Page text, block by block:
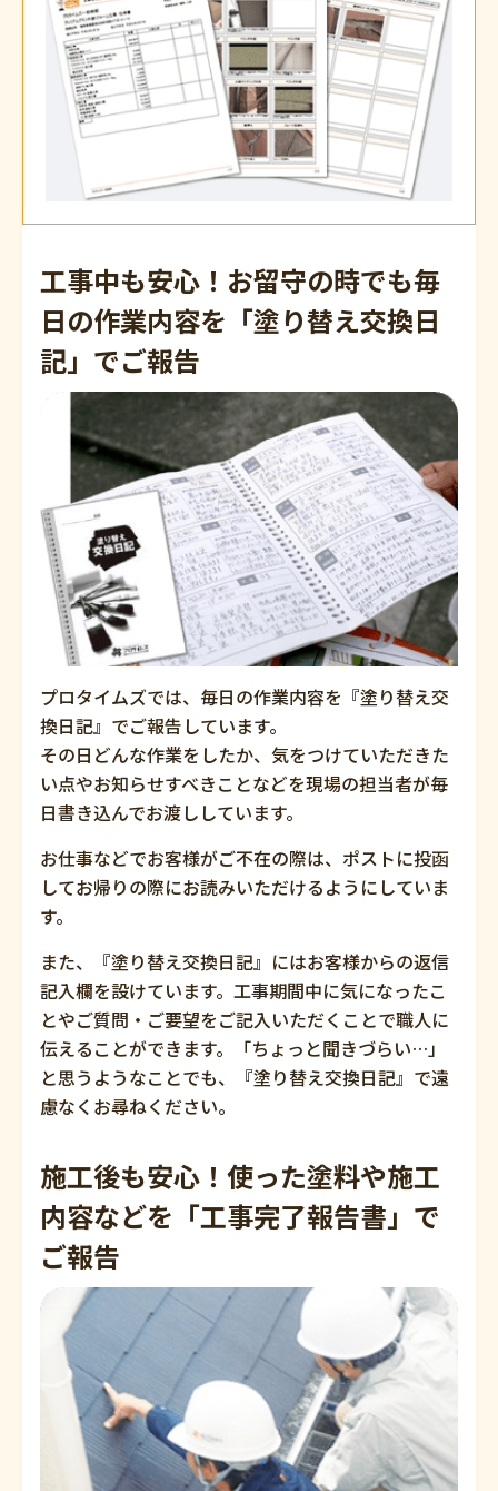
工事中も安心！お留守の時でも毎
日の作業内容を「塗り替え交換日
記」でご報告
プロタイムズでは、毎日の作業内容を『塗り替え交
換日記』でご報告しています。
その日どんな作業をしたか、気をつけていただきた
い点やお知らせすべきことなどを現場の担当者が毎
日書き込んでお渡ししています。
お仕事などでお客様がご不在の際は、ポストに投函
してお帰りの際にお読みいただけるようにしていま
す。
また、『塗り替え交換日記』にはお客様からの返信
記入欄を設けています。工事期間中に気になったこ
とやご質問・ご要望をご記入いただくことで職人に
伝えることができます。「ちょっと聞きづらい…」
と思うようなことでも、『塗り替え交換日記』で遠
慮なくお尋ねください。
施工後も安心！使った塗料や施工
内容などを「工事完了報告書」で
ご報告